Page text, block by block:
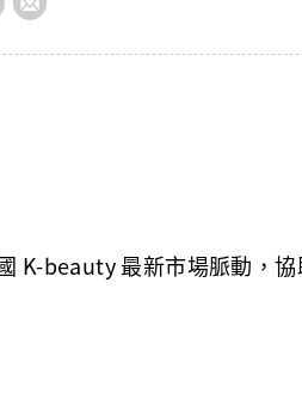
K-beauty 最新市場脈動，